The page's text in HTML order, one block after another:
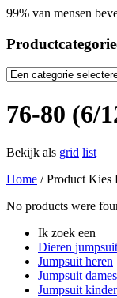
99% van mensen
76-80 (6/
Bekijk als grid list
Home / Product Kies
No products were
Ik zoek een
Dieren jumpsuit
Jumpsuit heren
Jumpsuit dames
Jumpsuit